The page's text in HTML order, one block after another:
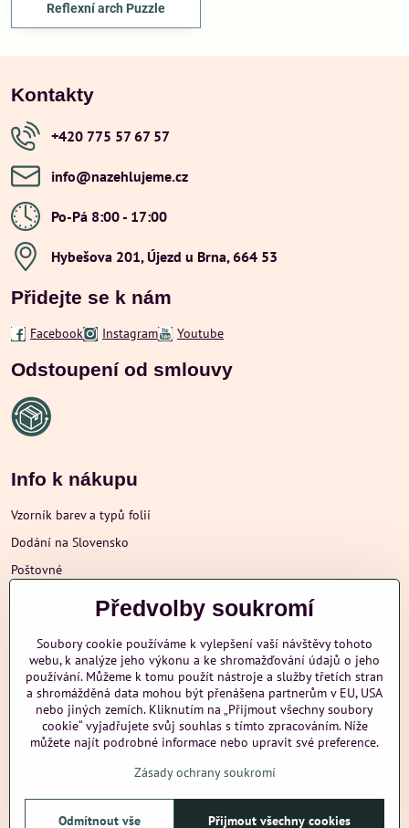
Reflexní arch Puzzle
Kontakty
+420 775 57 67 57
info​@nazehlujeme​.cz
Po-Pá 8:00 - 17:00
Hybešova 201, Újezd u Brna, 664 53
Přidejte se k nám
Facebook Instagram Youtube
Odstoupení od smlouvy
Info k nákupu
Vzorník barev a typů folií
Dodání na Slovensko
Poštovné
Obchodní podmínky
Ochrana osobních údajů
Další informace
nazehlujeme
Předvolby soukromí
Soubory cookie používáme k vylepšení vaší návštěvy tohoto
webu, k analýze jeho výkonu a ke shromažďování údajů o jeho
používání. Můžeme k tomu použít nástroje a služby třetích stran
a shromážděná data mohou být přenášena partnerům v EU, USA
nebo jiných zemích. Kliknutím na „Přijmout všechny soubory
cookie“ vyjadřujete svůj souhlas s tímto zpracováním. Níže
můžete najít podrobné informace nebo upravit své preference.
Zásady ochrany soukromí
Přijmout všechny cookies
Odmítnout vše